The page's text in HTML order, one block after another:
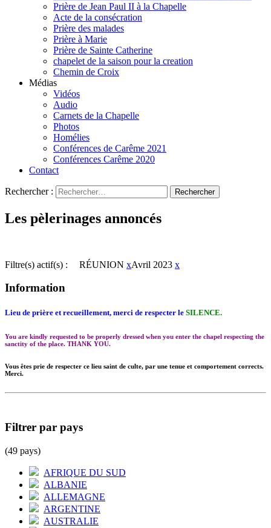
Prière de Jean Paul II à la Chapelle
Acte de la consécration
Prière des malades
Prière à Marie
Prière de Sainte Catherine
chapelet de la saison pour la creation
Chemin de Croix
Médias
Vidéos
Audio
Carnets de la Chapelle
Photos
Homélies
Conférences de Carême 2021
Conférences Carême 2020
Contact
Rechercher :
Les pèlerinages annoncés
Filtre(s) actif(s) : RÉUNION xAvril 2023 x
Information
Lieu de prière et recueillement, merci de respecter le SILENCE.
You are kindly requested to be properly dressed when you enter the chapel respecting the
sanctity of the place. THANK YOU.
Vous êtes prie de respecter ce lieu saint de culte, par une tenue et comportement corrects.
Merci.
Filtrer par pays
(49 pays)
AFRIQUE DU SUD
ALBANIE
ALLEMAGNE
ARGENTINE
AUSTRALIE